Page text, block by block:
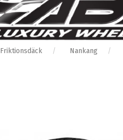
Friktionsdäck Nankang